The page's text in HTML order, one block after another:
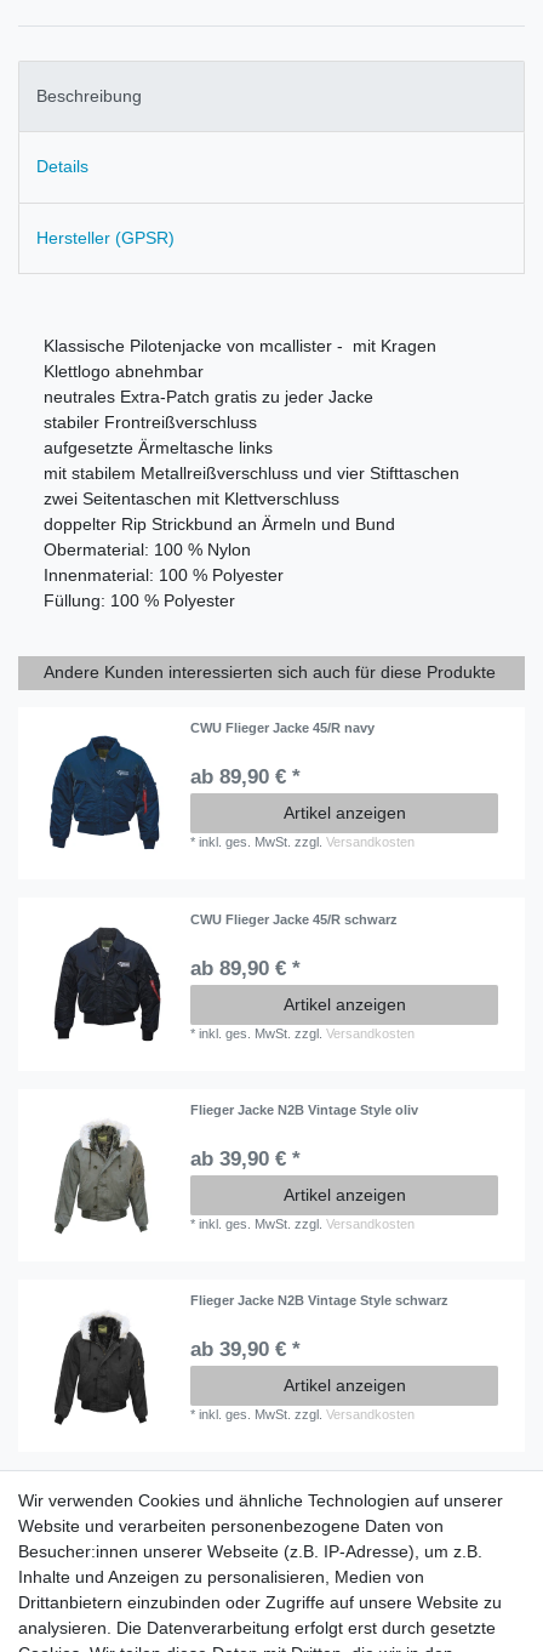
Beschreibung
Details
Hersteller (GPSR)
Klassische Pilotenjacke von mcallister - mit Kragen
Klettlogo abnehmbar
neutrales Extra-Patch gratis zu jeder Jacke
stabiler Frontreißverschluss
aufgesetzte Ärmeltasche links
mit stabilem Metallreißverschluss und vier Stifttaschen
zwei Seitentaschen mit Klettverschluss
doppelter Rip Strickbund an Ärmeln und Bund
Obermaterial: 100 % Nylon
Innenmaterial: 100 % Polyester
Füllung: 100 % Polyester
Andere Kunden interessierten sich auch für diese Produkte
CWU Flieger Jacke 45/R navy
ab 89,90 € *
Artikel anzeigen
*inkl. ges. MwSt. zzgl.Versandkosten
CWU Flieger Jacke 45/R schwarz
ab 89,90 € *
Artikel anzeigen
*inkl. ges. MwSt. zzgl.Versandkosten
Flieger Jacke N2B Vintage Style oliv
ab 39,90 € *
Artikel anzeigen
*inkl. ges. MwSt. zzgl.Versandkosten
Flieger Jacke N2B Vintage Style schwarz
ab 39,90 € *
Artikel anzeigen
*inkl. ges. MwSt. zzgl.Versandkosten
Information
Versand mit DHL weltweit
Kostenloser Versand ab 40 €
Lieferung an Paketstation
14 Tage Rückgaberecht
Wir verwenden Cookies und ähnliche Technologien auf unserer
Website und verarbeiten personenbezogene Daten von
Besucher:innen unserer Webseite (z.B. IP-Adresse), um z.B.
Inhalte und Anzeigen zu personalisieren, Medien von
Drittanbietern einzubinden oder Zugriffe auf unsere Website zu
analysieren. Die Datenverarbeitung erfolgt erst durch gesetzte